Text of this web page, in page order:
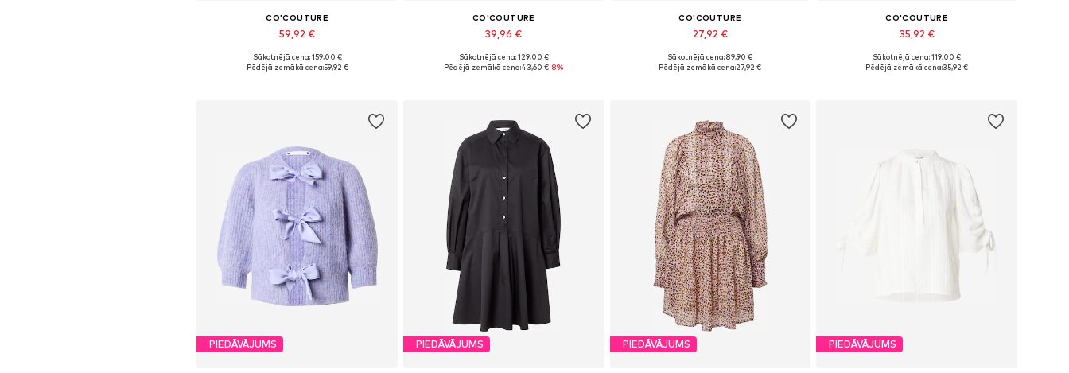
CO'COUTURE
59,92 €
Pieejamie izmēri: M, L
Sākotnējā cena: 159,00 €
Pēdējā zemākā cena:59,92 €
CO'COUTURE
39,96 €
Pieejamie izmēri: 34
Sākotnējā cena: 129,00 €
Pēdējā zemākā cena:43,60 €-8%
CO'COUTURE
27,92 €
Pieejamie izmēri: S
Sākotnējā cena: 89,90 €
Pēdējā zemākā cena:27,92 €
CO'COUTURE
35,92 €
Pieejamie izmēri: 38
Sākotnējā cena: 119,00 €
Pēdējā zemākā cena:35,92 €
PIEDĀVĀJUMS PIEDĀVĀJUMS PIEDĀVĀJUMS PIEDĀVĀJUMS